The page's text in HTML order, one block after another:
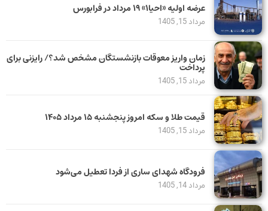
عرضه اولیه «احیا۱» ۱۹ مرداد در فرابورس
مرداد 15, 1405
زمان واریز معوقات بازنشستگان مشخص شد؟/ رایزنی برای
پرداخت
مرداد 15, 1405
قیمت طلا و سکه امروز پنجشنبه ۱۵ مرداد ۱۴۰۵
مرداد 15, 1405
فرودگاه شهدای ساری از فردا تعطیل می‌شود
مرداد 14, 1405